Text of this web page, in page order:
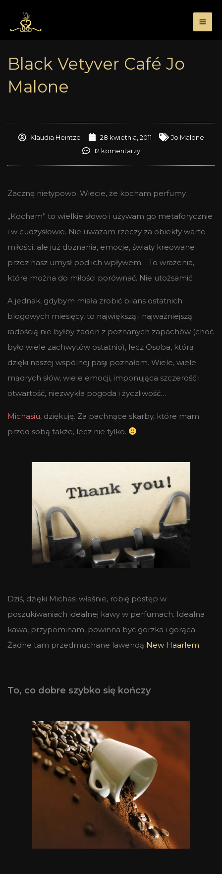
treści
Black Vetyver Café Jo
Malone
Klaudia Heintze 28 kwietnia, 2011
Jo Malone
12 komentarzy
Zacznę nietypowo. Wiecie, że kocham perfumy…
„Kocham” to wielkie słowo i używam go metaforycznie
i w cudzysłowie. Nie uważam rzeczy za obiekty warte
miłości, ale już doznania, emocje, światy kreowane
przez nasz umysł pod ich wpływem… To wrażenia,
które można do miłości porównać. Nie utożsamić.
A jednak, gdybym miała zrobić bilans ostatnich
blogowych miesięcy, to największą i najważniejszą
radością nie byłby żaden z poznanych zapachów (choć
było wiele zachwytów ostatnio), lecz Osoba, którą
dzięki naszej wspólnej pasji poznałam. Wiele, wiele
mądrych słów, wiele emocji, imponująca szczerość i
otwartość, niezwykła pogoda i życzliwość…
Michasiu, dziękuję. Za pachnące skarby, które mam
przed sobą także, lecz nie tylko.
Dziś, dzięki Michasi właśnie, robię postęp w
poszukiwaniach idealnej kawy w perfumach. Idealna
kawa, przypominam, powinna być gorzka i gorąca.
Żadne tam przedmuchane lawendą New Haarlem.
To, co dobre szybko się kończy